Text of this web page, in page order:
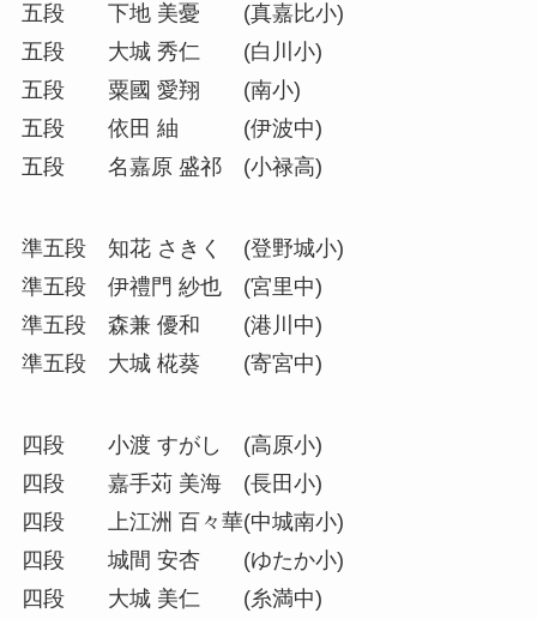
五段 下地 美憂 (真嘉比小)
五段 大城 秀仁 (白川小)
五段 粟國 愛翔 (南小)
五段 依田 紬 (伊波中)
五段 名嘉原 盛祁 (小禄高)
準五段 知花 さきく (登野城小)
準五段 伊禮門 紗也 (宮里中)
準五段 森兼 優和 (港川中)
準五段 大城 椛葵 (寄宮中)
四段 小渡 すがし (高原小)
四段 嘉手苅 美海 (長田小)
四段 上江洲 百々華(中城南小)
四段 城間 安杏 (ゆたか小)
四段 大城 美仁 (糸満中)